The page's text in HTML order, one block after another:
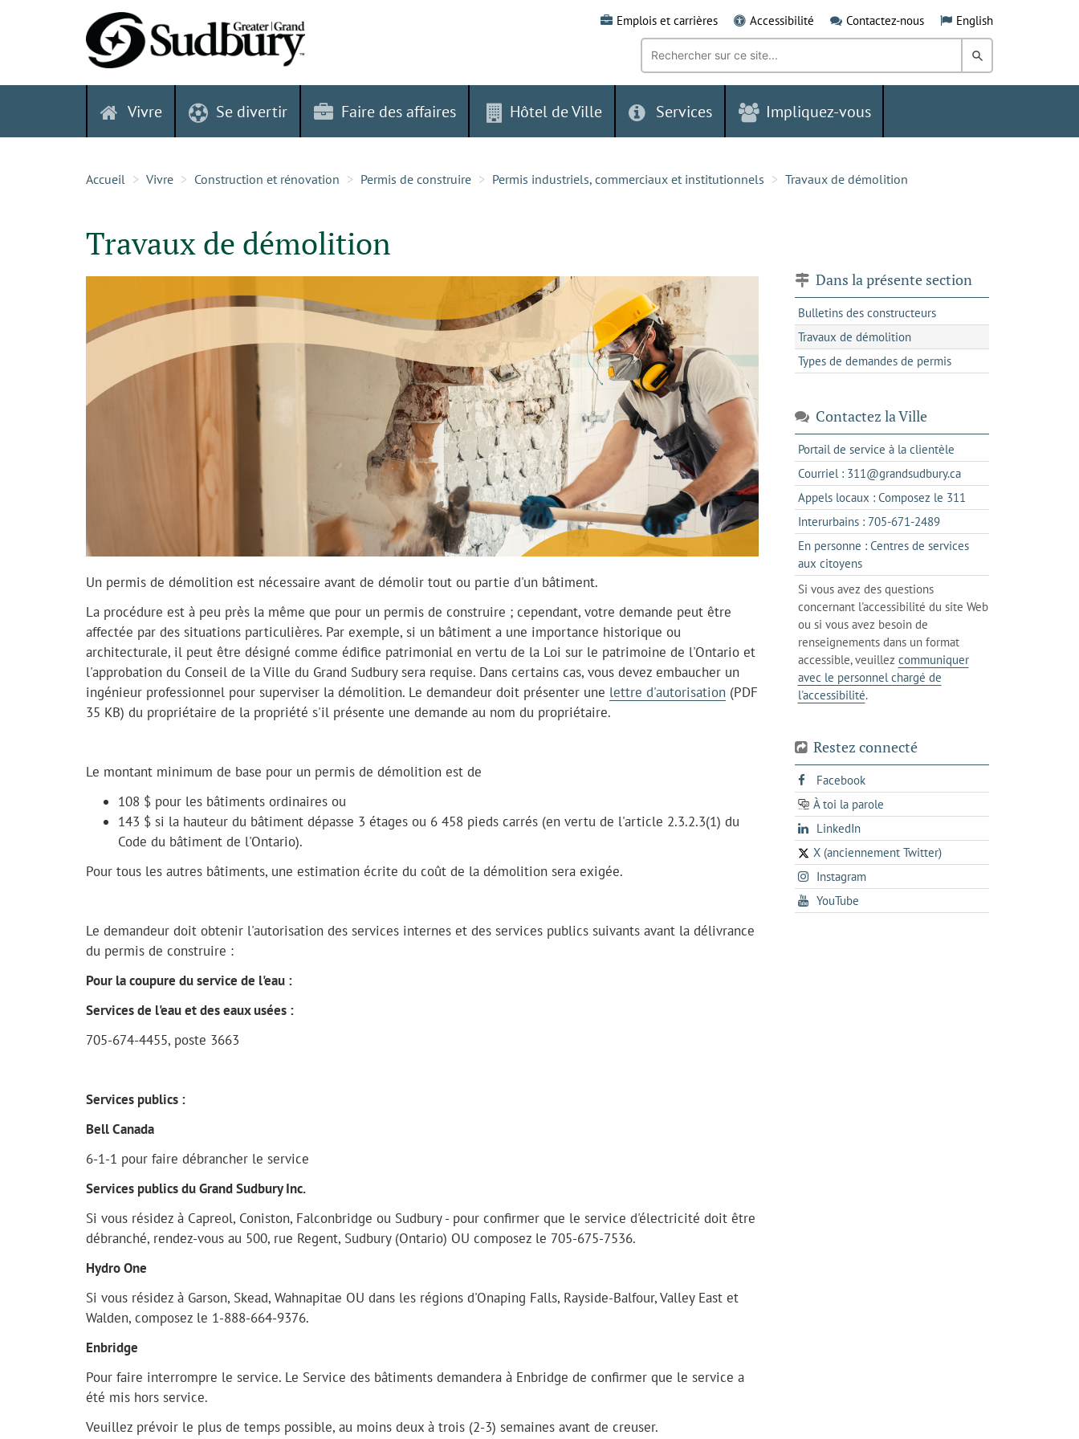
Emplois et carrières Accessibilité Contactez-nous English
Recherche
mot-
clé:
Rechercher
dans
Grand
Vivre Se divertir Faire des affaires Hôtel de Ville Services Impliquez-vous
Accueil Vivre Construction et rénovation Permis de construire Permis industriels, commerciaux et institutionnels Travaux de démolition
Travaux de démolition
Un permis de démolition est nécessaire avant de démolir tout ou partie d'un bâtiment.
La procédure est à peu près la même que pour un permis de construire ; cependant, votre demande peut être
affectée par des situations particulières. Par exemple, si un bâtiment a une importance historique ou
architecturale, il peut être désigné comme édifice patrimonial en vertu de la Loi sur le patrimoine de l'Ontario et
l'approbation du Conseil de la Ville du Grand Sudbury sera requise. Dans certains cas, vous devez embaucher un
ingénieur professionnel pour superviser la démolition. Le demandeur doit présenter une lettre d'autorisation (PDF
35 KB) du propriétaire de la propriété s'il présente une demande au nom du propriétaire.
Le montant minimum de base pour un permis de démolition est de
108 $ pour les bâtiments ordinaires ou
143 $ si la hauteur du bâtiment dépasse 3 étages ou 6 458 pieds carrés (en vertu de l'article 2.3.2.3(1) du
Code du bâtiment de l'Ontario).
Pour tous les autres bâtiments, une estimation écrite du coût de la démolition sera exigée.
Le demandeur doit obtenir l'autorisation des services internes et des services publics suivants avant la délivrance
du permis de construire :
Pour la coupure du service de l'eau :
Services de l'eau et des eaux usées :
705-674-4455, poste 3663
Services publics :
Bell Canada
6-1-1 pour faire débrancher le service
Services publics du Grand Sudbury Inc.
Si vous résidez à Capreol, Coniston, Falconbridge ou Sudbury - pour confirmer que le service d'électricité doit être
débranché, rendez-vous au 500, rue Regent, Sudbury (Ontario) OU composez le 705-675-7536.
Hydro One
Si vous résidez à Garson, Skead, Wahnapitae OU dans les régions d'Onaping Falls, Rayside-Balfour, Valley East et
Walden, composez le 1-888-664-9376.
Enbridge
Pour faire interrompre le service. Le Service des bâtiments demandera à Enbridge de confirmer que le service a
été mis hors service.
Veuillez prévoir le plus de temps possible, au moins deux à trois (2-3) semaines avant de creuser.
Dans la présente section
Bulletins des constructeurs
Travaux de démolition
Types de demandes de permis
Contactez la Ville
Portail de service à la clientèles'ouvre
dans
un
nouvel
Courriel : 311@grandsudbury.cas'ouvre
dans
votre
de
Appels locaux : Composez le 311
dans
un
client
téléphone
Interurbains : 705-671-2489s'ouvre
dans
client
votre
En personne : Centres de services
aux citoyenss'ouvre
dans
l'onglet
actuel
Si vous avez des questions
concernant l'accessibilité du site Web
ou si vous avez besoin de
renseignements dans un format
accessible, veuillez communiquer
avec le personnel chargé de
l'accessibilité.
Restez connecté
Facebooks'ouvre
dans
un
onglet
À toi la parole
opens
in
a
new
tab
LinkedInopens
in
a
new
X (anciennement Twitter)
s'ouvre
dans
un
nouvel
Instagrams'ouvre
dans
un
YouTubes'ouvre
dans